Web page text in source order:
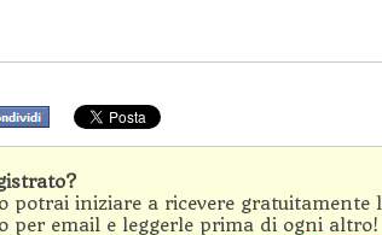
potrai iniziare a ricevere gratuitamente
per email e leggerle prima di ogni altro!